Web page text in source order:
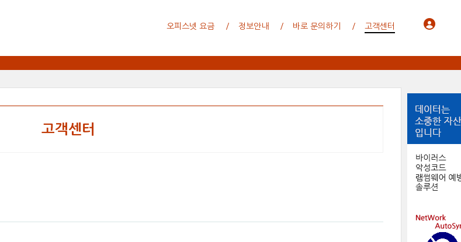
오피스넷 요금 정보안내 바로 문의하기 고객센터
고객센터